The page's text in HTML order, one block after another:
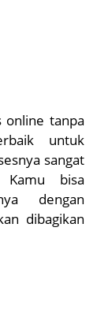
tanpa
untuk
sangat
bisa
dengan
dibagikan